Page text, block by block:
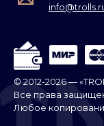
© 2012-2026 —
Все права
Любое